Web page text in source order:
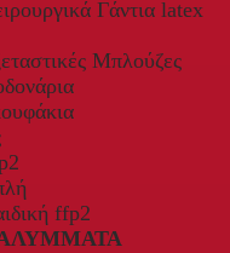
Γάντια latex
Μπλούζες
ffp2